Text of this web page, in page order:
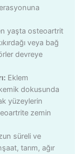
yaşta osteoartrit
veya bağ
devreye
Eklem
dokusunda
yüzeylerin
zemin
süreli ve
tarım, ağır